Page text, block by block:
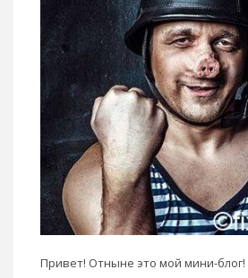
Привет! Отныне это мой мини-блог!